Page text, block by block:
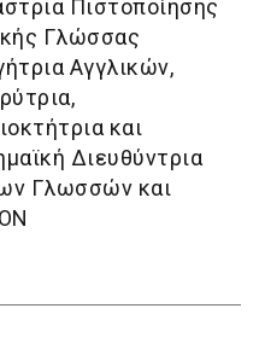
Πιστοποίησης
Γλώσσας
Αγγλικών,
και
Διευθύντρια
Γλωσσών και